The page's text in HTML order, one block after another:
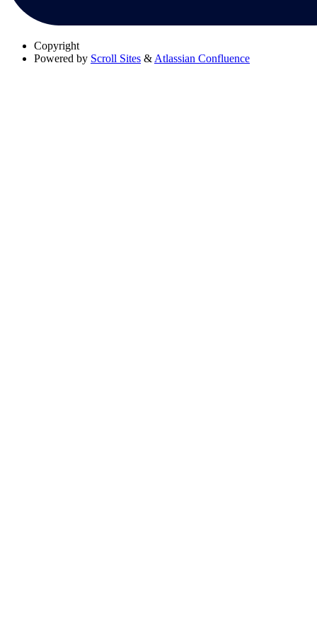
Copyright
Powered by Scroll Sites & Atlassian Confluence